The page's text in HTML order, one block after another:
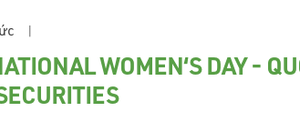
WOMEN‘S DAY -